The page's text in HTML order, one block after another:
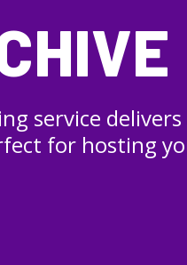
service
for hosting